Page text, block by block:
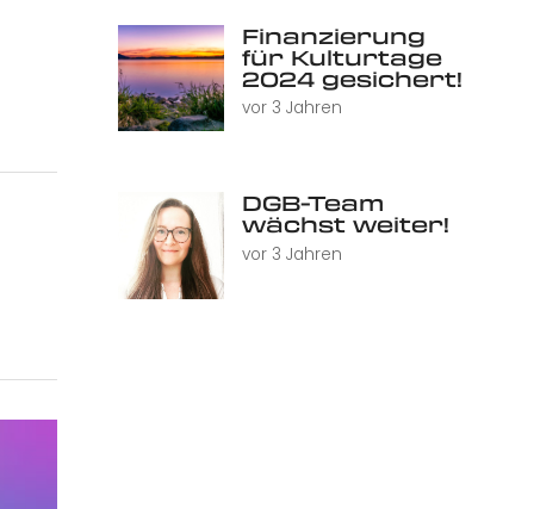
Finanzierung
für Kulturtage
2024 gesichert!
vor 3 Jahren
DGB-Team
wächst weiter!
vor 3 Jahren